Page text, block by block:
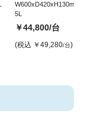
W600xD420xH130mm/
5L
￥44,800/台
(税込 ￥49,280/台)